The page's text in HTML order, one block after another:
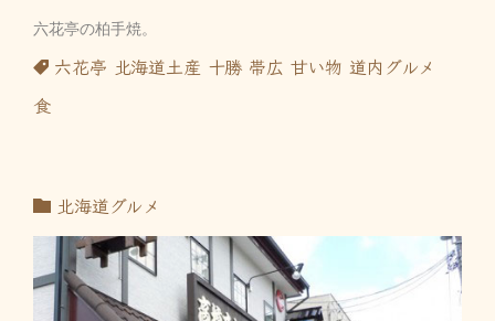
六花亭の柏手焼。
六花亭 北海道土産 十勝 帯広 甘い物 道内グルメ
食
北海道グルメ